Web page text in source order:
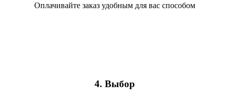
Оплачивайте заказ удобным для вас способом
4. Выбор